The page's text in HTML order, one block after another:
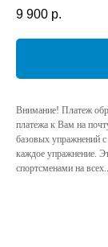
9 900 р.
Внимание! Платеж
платежа к Вам на
базовых упражнений
каждое упражнение.
спортсменами на